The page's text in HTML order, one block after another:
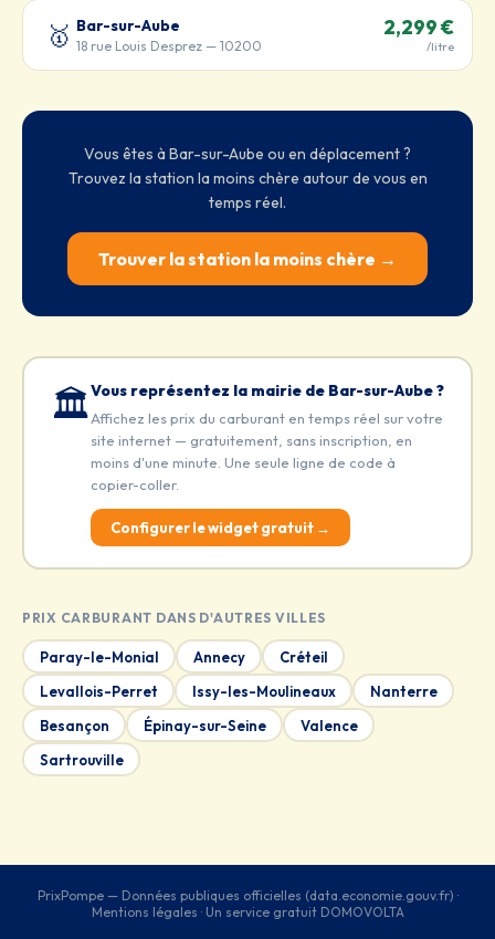
🥇 Bar-sur-Aube
18 rue Louis Desprez — 10200
2,299 €
/litre
Vous êtes à Bar-sur-Aube ou en déplacement ?
Trouvez la station la moins chère autour de vous en
temps réel.
Trouver la station la moins chère →
🏛️Vous représentez la mairie de Bar-sur-Aube ?
Affichez les prix du carburant en temps réel sur votre
site internet — gratuitement, sans inscription, en
moins d'une minute. Une seule ligne de code à
copier-coller.
Configurer le widget gratuit →
PRIX CARBURANT DANS D'AUTRES VILLES
Paray-le-Monial Annecy
Créteil
Levallois-Perret
Issy-les-Moulineaux
Nanterre
Besançon
Épinay-sur-Seine
Valence
Sartrouville
PrixPompe — Données publiques officielles (data.economie.gouv.fr) ·
Mentions légales · Un service gratuit DOMOVOLTA